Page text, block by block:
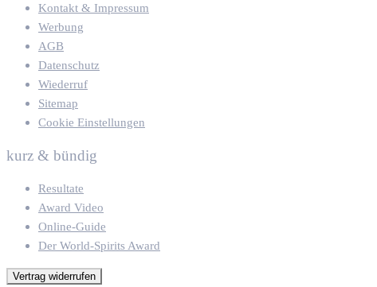
Kontakt & Impressum
Werbung
AGB
Datenschutz
Wiederruf
Sitemap
Cookie Einstellungen
kurz & bündig
Resultate
Award Video
Online-Guide
Der World-Spirits Award
Vertrag widerrufen